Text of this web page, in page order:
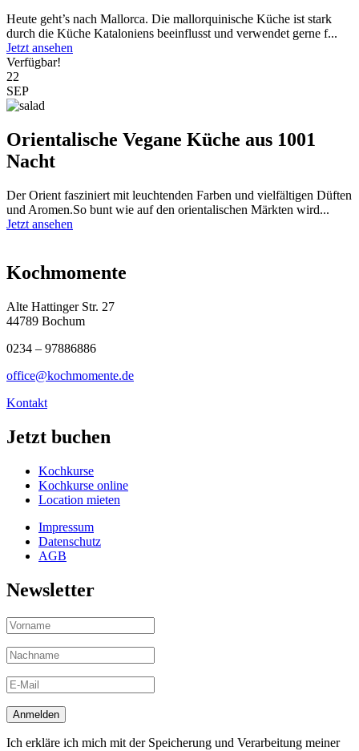
Heute geht’s nach Mallorca. Die mallorquinische Küche ist stark
durch die Küche Kataloniens beeinflusst und verwendet gerne f...
Jetzt ansehen
Verfügbar!
22
SEP
Orientalische Vegane Küche aus 1001
Nacht
Der Orient fasziniert mit leuchtenden Farben und vielfältigen Düften
und Aromen.So bunt wie auf den orientalischen Märkten wird...
Jetzt ansehen
Kochmomente
Alte Hattinger Str. 27
44789 Bochum
0234 – 97886886
office@kochmomente.de
Kontakt
Jetzt buchen
Kochkurse
Kochkurse online
Location mieten
Impressum
Datenschutz
AGB
Newsletter
Ich erkläre ich mich mit der Speicherung und Verarbeitung meiner